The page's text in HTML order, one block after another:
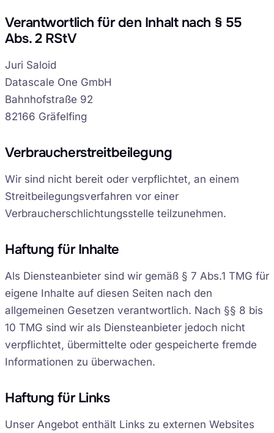
Verantwortlich für den Inhalt nach § 55
Abs. 2 RStV
Juri Saloid
Datascale One GmbH
Bahnhofstraße 92
82166 Gräfelfing
Verbraucherstreitbeilegung
Wir sind nicht bereit oder verpflichtet, an einem
Streitbeilegungsverfahren vor einer
Verbraucherschlichtungsstelle teilzunehmen.
Haftung für Inhalte
Als Diensteanbieter sind wir gemäß § 7 Abs.1 TMG für
eigene Inhalte auf diesen Seiten nach den
allgemeinen Gesetzen verantwortlich. Nach §§ 8 bis
10 TMG sind wir als Diensteanbieter jedoch nicht
verpflichtet, übermittelte oder gespeicherte fremde
Informationen zu überwachen.
Haftung für Links
Unser Angebot enthält Links zu externen Websites